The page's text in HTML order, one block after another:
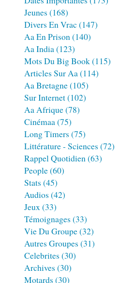
Jeunes (168)
Divers En Vrac (147)
Aa En Prison(140)
Aa India(123)
Mots Du Big Book(115)
Articles Sur Aa(114)
Aa Bretagne(105)
Sur Internet(102)
Aa Afrique(78)
Cinémaa(75)
Long Timers (75)
Littérature - Sciences (72)
Rappel Quotidien(63)
People(60)
Stats (45)
Audios (42)
Jeux(33)
Témoignages (33)
Vie Du Groupe(32)
Autres Groupes (31)
Celebrites (30)
Archives (30)
Motards (30)